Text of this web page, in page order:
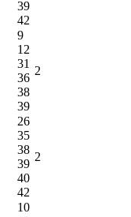
39
42
9
12
31
36
38
39
2
26
35
38
39
40
42
2
10